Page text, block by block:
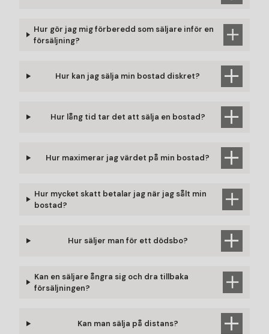
Hur gör jag mig förberedd som säljare inför en
försäljning?
Hur kan jag sälja min bostad diskret?
Hur lång tid tar det att sälja en bostad?
Hur maximerar jag värdet på min bostad?
Hur mycket skatt betalar jag när jag sålt min
bostad?
Hur säljer man för ett dödsbo?
Kan en säljare ångra sig och dra tillbaka
försäljningen?
Kan man sälja på distans?